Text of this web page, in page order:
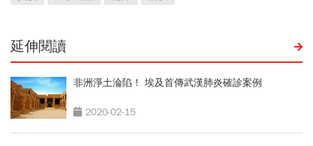
延伸閱讀
非洲淨土淪陷！ 埃及首傳武漢肺炎確診案例
2020-02-15